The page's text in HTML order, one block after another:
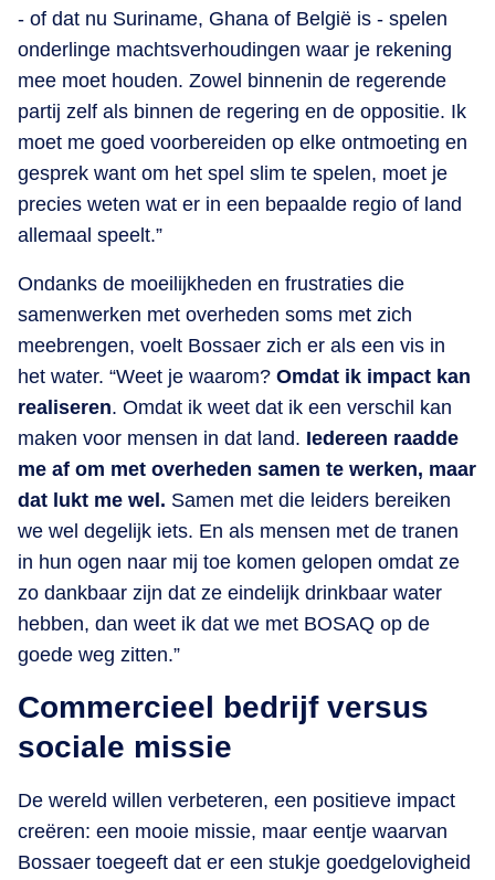
- of dat nu Suriname, Ghana of België is - spelen
onderlinge machtsverhoudingen waar je rekening
mee moet houden. Zowel binnenin de regerende
partij zelf als binnen de regering en de oppositie. Ik
moet me goed voorbereiden op elke ontmoeting en
gesprek want om het spel slim te spelen, moet je
precies weten wat er in een bepaalde regio of land
allemaal speelt.”
Ondanks de moeilijkheden en frustraties die
samenwerken met overheden soms met zich
meebrengen, voelt Bossaer zich er als een vis in
het water. “Weet je waarom? Omdat ik impact kan
realiseren. Omdat ik weet dat ik een verschil kan
maken voor mensen in dat land. Iedereen raadde
me af om met overheden samen te werken, maar
dat lukt me wel. Samen met die leiders bereiken
we wel degelijk iets. En als mensen met de tranen
in hun ogen naar mij toe komen gelopen omdat ze
zo dankbaar zijn dat ze eindelijk drinkbaar water
hebben, dan weet ik dat we met BOSAQ op de
goede weg zitten.”
Commercieel bedrijf versus
sociale missie
De wereld willen verbeteren, een positieve impact
creëren: een mooie missie, maar eentje waarvan
Bossaer toegeeft dat er een stukje goedgelovigheid